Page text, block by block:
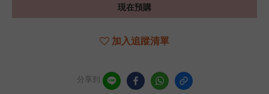
現在預購
加入追蹤清單
分享到